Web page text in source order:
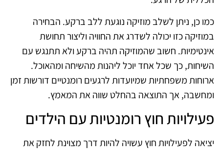
כמו כן, ניתן לשלב מוזיקה נוגעת ללב ברקע. הבחירה
במוזיקה כזו יכולה לשדרג את החוויה וליצור תחושת
אינטימיות. חשוב שהמוזיקה תהיה ברקע ולא תתנגש עם
השיחות, כך שכל אחד יוכל ליהנות מהשיחה ומהאוכל.
ארוחות משפחתיות שמיועדות לרגעים רומנטיים דורשות זמן
ומחשבה, אך התוצאה בהחלט שווה את המאמץ.
פעילויות חוץ רומנטיות עם הילדים
יציאה לפעילויות חוץ עשויה להיות דרך מצוינת לחזק את